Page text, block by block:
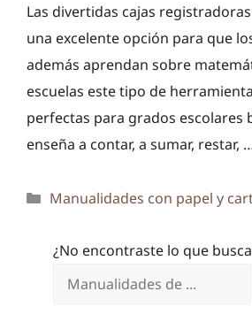
Las divertidas cajas
una excelente opción para que
además aprendan sobre
escuelas este tipo de
perfectas para grados escolares
enseña a contar, a sumar, restar,
Categorías
Manualidades con papel y
¿No encontraste lo que